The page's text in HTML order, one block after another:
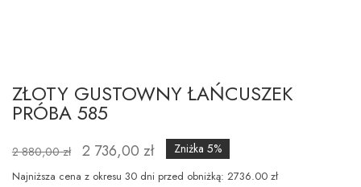
ZŁOTY GUSTOWNY ŁAŃCUSZEK
PRÓBA 585
2 880,00 zł 2 736,00 zł Zniżka 5%
Najniższa cena z okresu 30 dni przed obniżką: 2736.00 zł